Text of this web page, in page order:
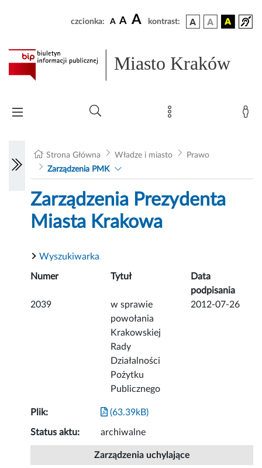
czcionka: A A A kontrast:
Miasto Kraków
Strona Główna Władze i miasto
Prawo
Zarządzenia PMK
Zarządzenia Prezydenta
Miasta Krakowa
Wyszukiwarka
Numer Tytuł
Data
podpisania
2039
w sprawie
powołania
Krakowskiej
Rady
Działalności
Pożytku
Publicznego
2012-07-26
Plik: (63.39kB)
Status aktu: archiwalne
Zarządzenia uchylające